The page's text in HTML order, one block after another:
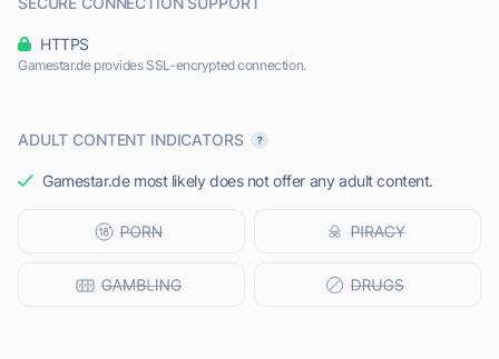
HTTPS
Gamestar.de provides SSL-encrypted connection.
ADULT CONTENT INDICATORS
Gamestar.de most likely does not offer any adult content.